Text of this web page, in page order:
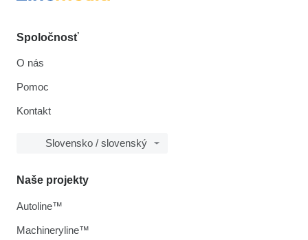
Spoločnosť
O nás
Pomoc
Kontakt
Slovensko / slovenský
Naše projekty
Autoline™
Machineryline™